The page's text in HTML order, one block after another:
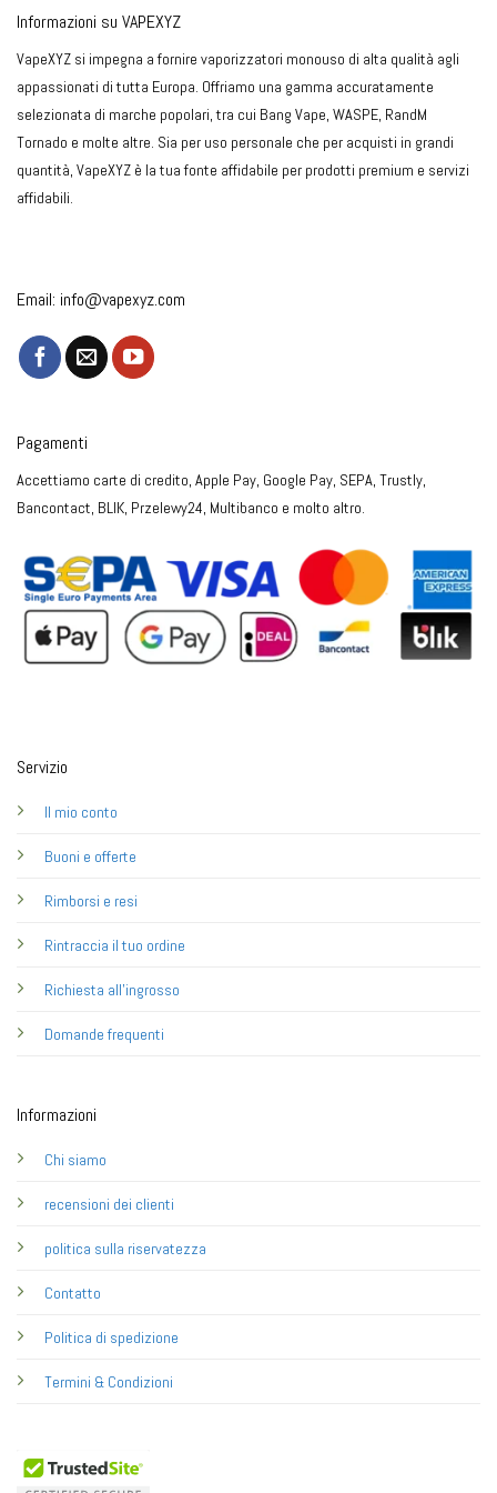
Informazioni su VAPEXYZ
VapeXYZ si impegna a fornire vaporizzatori monouso di alta qualità agli
appassionati di tutta Europa. Offriamo una gamma accuratamente
selezionata di marche popolari, tra cui Bang Vape, WASPE, RandM
Tornado e molte altre. Sia per uso personale che per acquisti in grandi
quantità, VapeXYZ è la tua fonte affidabile per prodotti premium e servizi
affidabili.
Email: info@vapexyz.com
Servizio
Il mio conto
Buoni e offerte
Rimborsi e resi
Rintraccia il tuo ordine
Richiesta all'ingrosso
Domande frequenti
Informazioni
Chi siamo
recensioni dei clienti
politica sulla riservatezza
Contatto
Politica di spedizione
Termini & Condizioni
Pagamenti
Accettiamo carte di credito, Apple Pay, Google Pay, SEPA, Trustly,
Bancontact, BLIK, Przelewy24, Multibanco e molto altro.